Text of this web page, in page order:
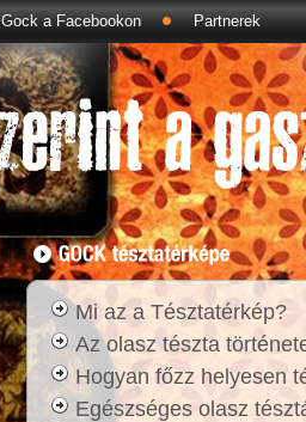
Gock a Facebookon Partnerek
Mi az a Tésztatérkép?
Az olasz tészta
Hogyan főzz helyesen
Egészséges olasz